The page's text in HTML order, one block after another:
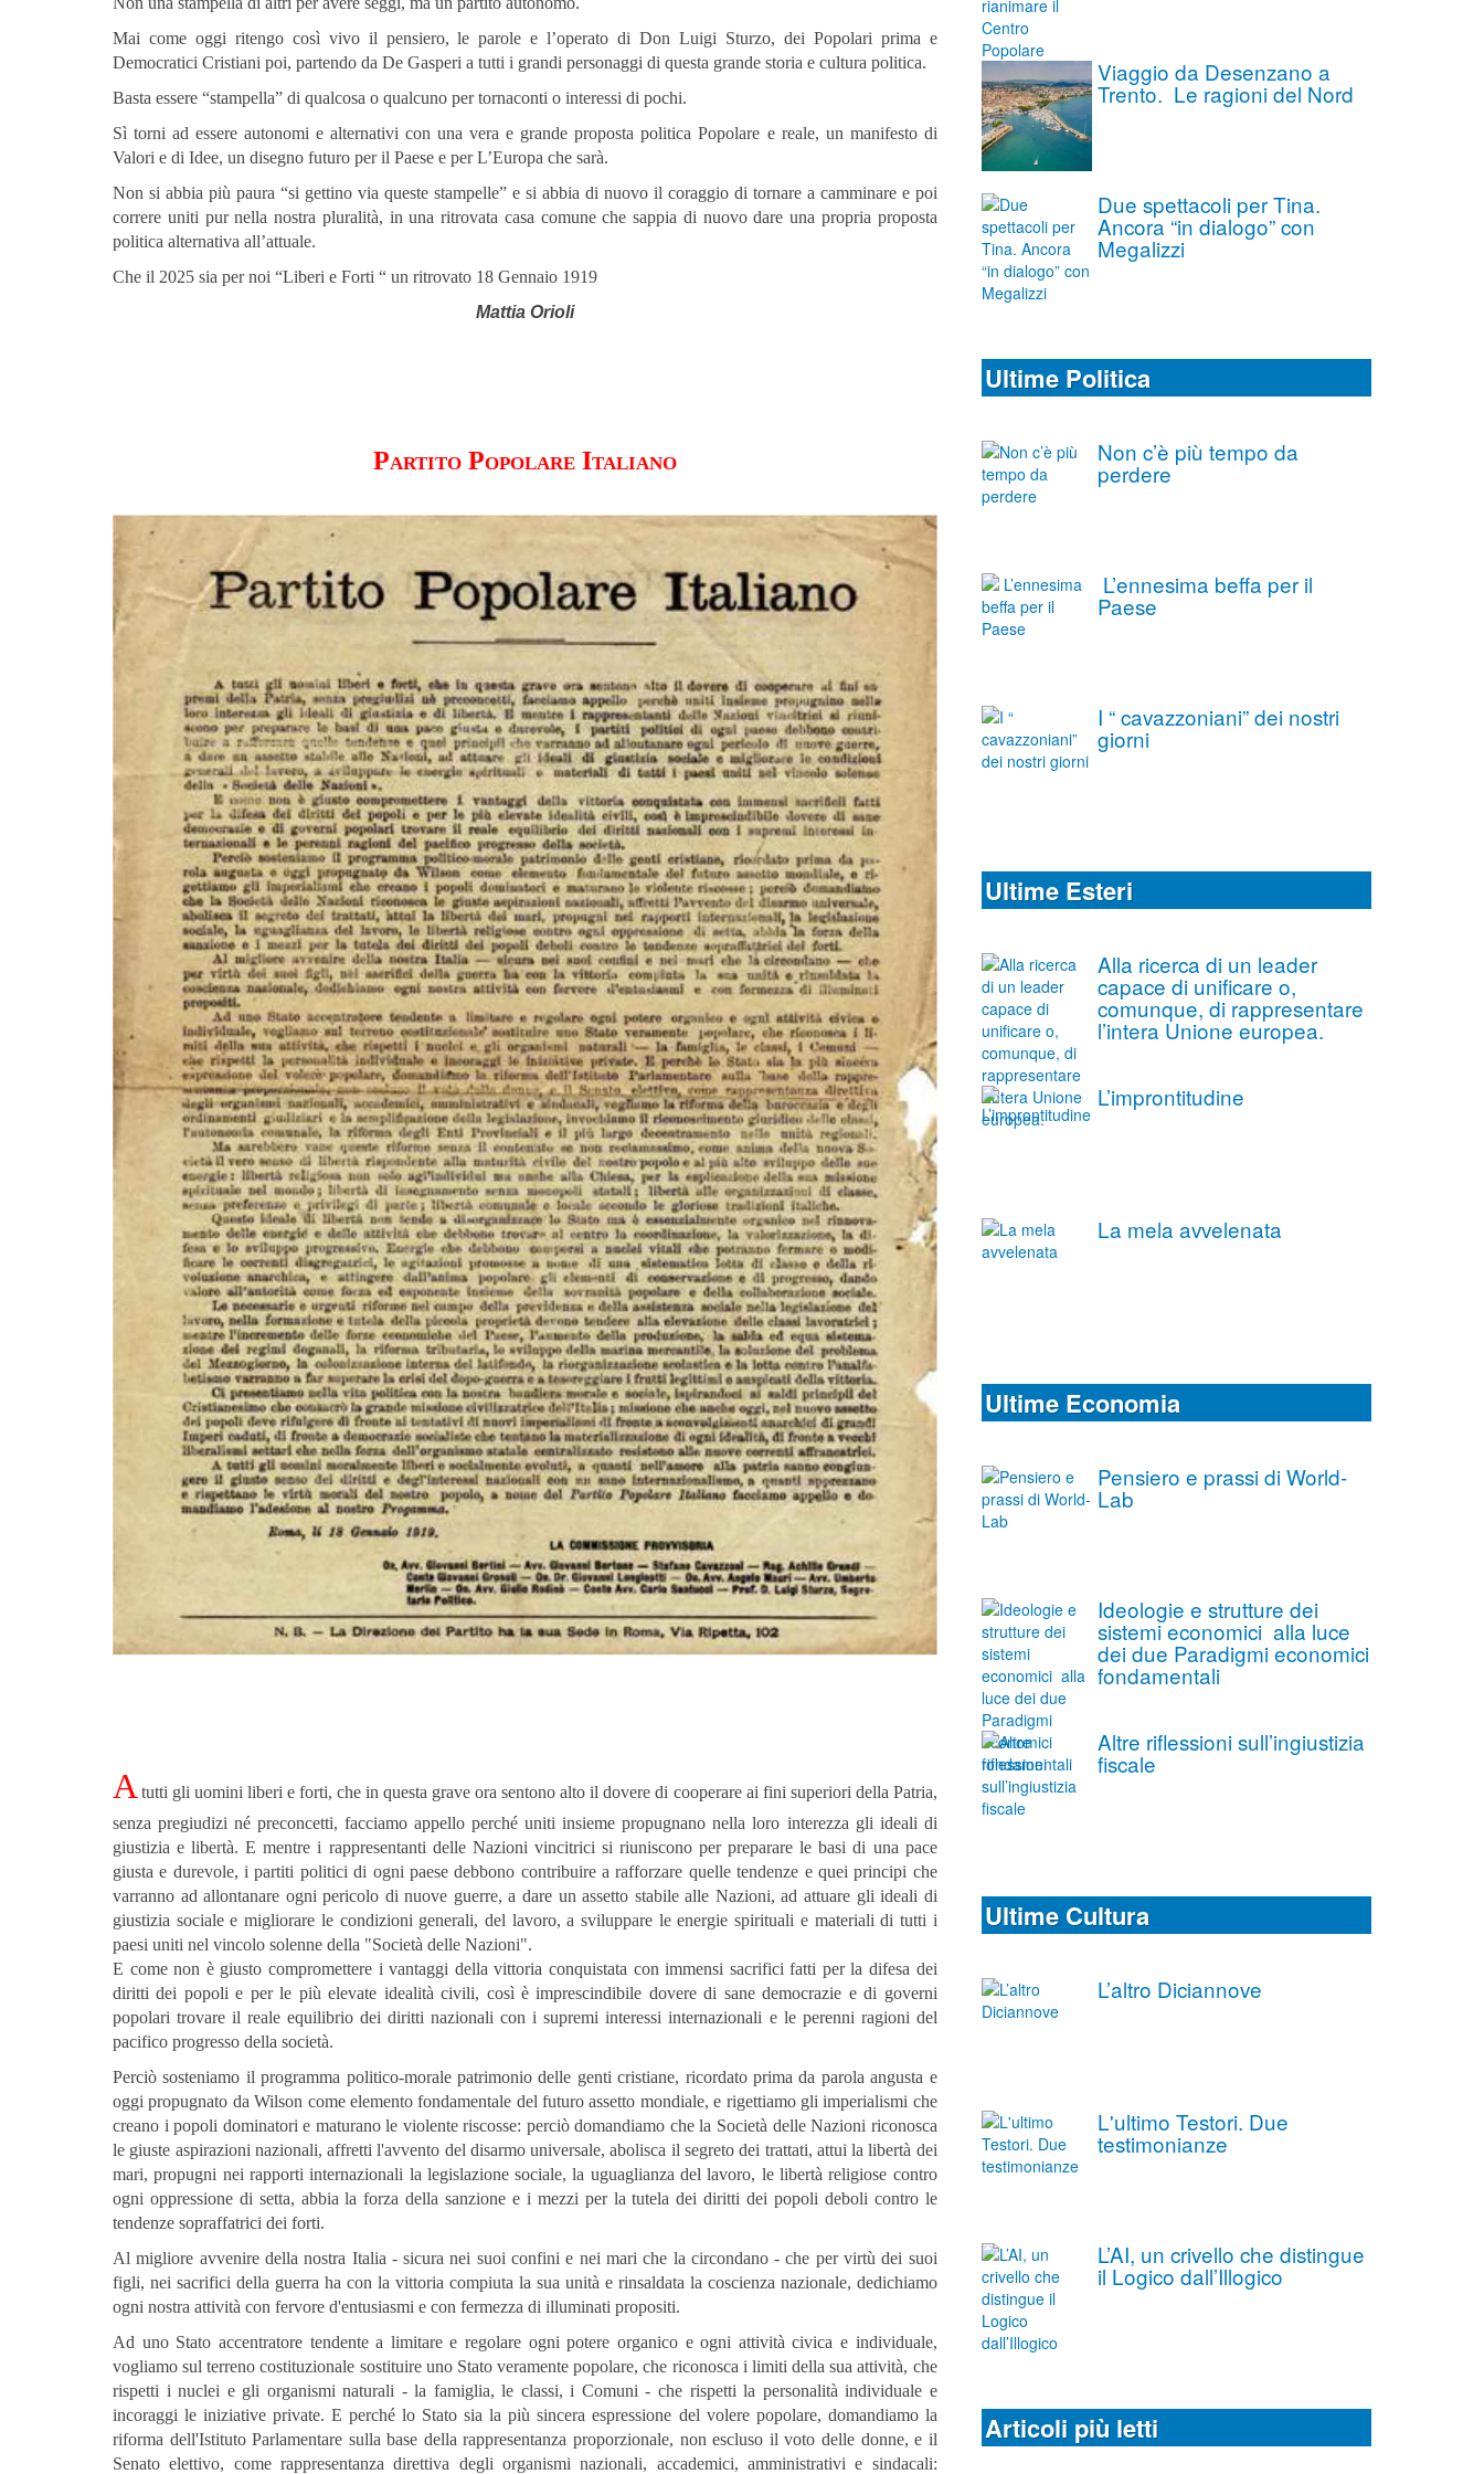
Mai come oggi ritengo così vivo il pensiero, le parole e l’operato di Don Luigi Sturzo, dei Popolari prima e
Democratici Cristiani poi, partendo da De Gasperi a tutti i grandi personaggi di questa grande storia e cultura politica.
Basta essere “stampella” di qualcosa o qualcuno per tornaconti o interessi di pochi.
Sì torni ad essere autonomi e alternativi con una vera e grande proposta politica Popolare e reale, un manifesto di
Valori e di Idee, un disegno futuro per il Paese e per L’Europa che sarà.
Non si abbia più paura “si gettino via queste stampelle” e si abbia di nuovo il coraggio di tornare a camminare e poi
correre uniti pur nella nostra pluralità, in una ritrovata casa comune che sappia di nuovo dare una propria proposta
politica alternativa all’attuale.
Che il 2025 sia per noi “Liberi e Forti “ un ritrovato 18 Gennaio 1919
Mattia Orioli
Partito Popolare Italiano
A tutti gli uomini liberi e forti, che in questa grave ora sentono alto il dovere di cooperare ai fini superiori della Patria,
senza pregiudizi né preconcetti, facciamo appello perché uniti insieme propugnano nella loro interezza gli ideali di
giustizia e libertà. E mentre i rappresentanti delle Nazioni vincitrici si riuniscono per preparare le basi di una pace
giusta e durevole, i partiti politici di ogni paese debbono contribuire a rafforzare quelle tendenze e quei principi che
varranno ad allontanare ogni pericolo di nuove guerre, a dare un assetto stabile alle Nazioni, ad attuare gli ideali di
giustizia sociale e migliorare le condizioni generali, del lavoro, a sviluppare le energie spirituali e materiali di tutti i
paesi uniti nel vincolo solenne della "Società delle Nazioni".
E come non è giusto compromettere i vantaggi della vittoria conquistata con immensi sacrifici fatti per la difesa dei
diritti dei popoli e per le più elevate idealità civili, così è imprescindibile dovere di sane democrazie e di governi
popolari trovare il reale equilibrio dei diritti nazionali con i supremi interessi internazionali e le perenni ragioni del
pacifico progresso della società.
Perciò sosteniamo il programma politico-morale patrimonio delle genti cristiane, ricordato prima da parola angusta e
oggi propugnato da Wilson come elemento fondamentale del futuro assetto mondiale, e rigettiamo gli imperialismi che
creano i popoli dominatori e maturano le violente riscosse: perciò domandiamo che la Società delle Nazioni riconosca
le giuste aspirazioni nazionali, affretti l'avvento del disarmo universale, abolisca il segreto dei trattati, attui la libertà dei
mari, propugni nei rapporti internazionali la legislazione sociale, la uguaglianza del lavoro, le libertà religiose contro
ogni oppressione di setta, abbia la forza della sanzione e i mezzi per la tutela dei diritti dei popoli deboli contro le
tendenze sopraffatrici dei forti.
Al migliore avvenire della nostra Italia - sicura nei suoi confini e nei mari che la circondano - che per virtù dei suoi
figli, nei sacrifici della guerra ha con la vittoria compiuta la sua unità e rinsaldata la coscienza nazionale, dedichiamo
ogni nostra attività con fervore d'entusiasmi e con fermezza di illuminati propositi.
Ad uno Stato accentratore tendente a limitare e regolare ogni potere organico e ogni attività civica e individuale,
vogliamo sul terreno costituzionale sostituire uno Stato veramente popolare, che riconosca i limiti della sua attività, che
rispetti i nuclei e gli organismi naturali - la famiglia, le classi, i Comuni - che rispetti la personalità individuale e
incoraggi le iniziative private. E perché lo Stato sia la più sincera espressione del volere popolare, domandiamo la
riforma dell'Istituto Parlamentare sulla base della rappresentanza proporzionale, non escluso il voto delle donne, e il
Senato elettivo, come rappresentanza direttiva degli organismi nazionali, accademici, amministrativi e sindacali:
Viaggio da Desenzano a
Trento. Le ragioni del Nord
Due spettacoli per Tina.
Ancora “in dialogo” con
Megalizzi
Ultime Politica
Non c’è più tempo da
perdere
L’ennesima beffa per il
Paese
I “ cavazzoniani” dei nostri
giorni
Ultime Esteri
Alla ricerca di un leader
capace di unificare o,
comunque, di rappresentare
l’intera Unione europea.
L’improntitudine
La mela avvelenata
Ultime Economia
Pensiero e prassi di World-
Lab
Ideologie e strutture dei
sistemi economici alla luce
dei due Paradigmi economici
fondamentali
Altre riflessioni sull’ingiustizia
fiscale
Ultime Cultura
L’altro Diciannove
L'ultimo Testori. Due
testimonianze
L’AI, un crivello che distingue
il Logico dall’Illogico
Articoli più letti